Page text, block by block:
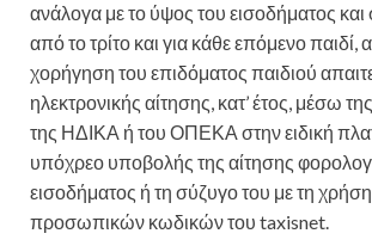
ανάλογα με το ύψος του εισοδήματος
από το τρίτο και για κάθε επόμενο παιδί,
χορήγηση του επιδόματος παιδιού
ηλεκτρονικής αίτησης, κατ’ έτος, μέσω
της ΗΔΙΚΑ ή του ΟΠΕΚΑ στην ειδική
υπόχρεο υποβολής της αίτησης
εισοδήματος ή τη σύζυγο του με τη
προσωπικών κωδικών του taxisnet.